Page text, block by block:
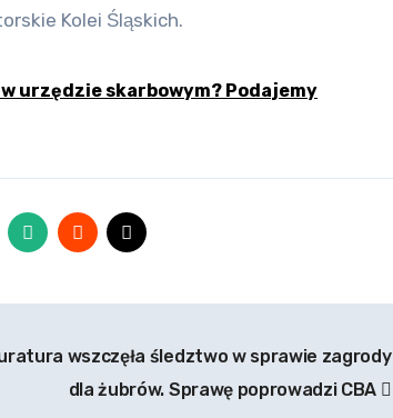
Kolei Śląskich.
w urzędzie skarbowym? Podajemy
wszczęła śledztwo w sprawie zagrody
dla żubrów. Sprawę poprowadzi CBA